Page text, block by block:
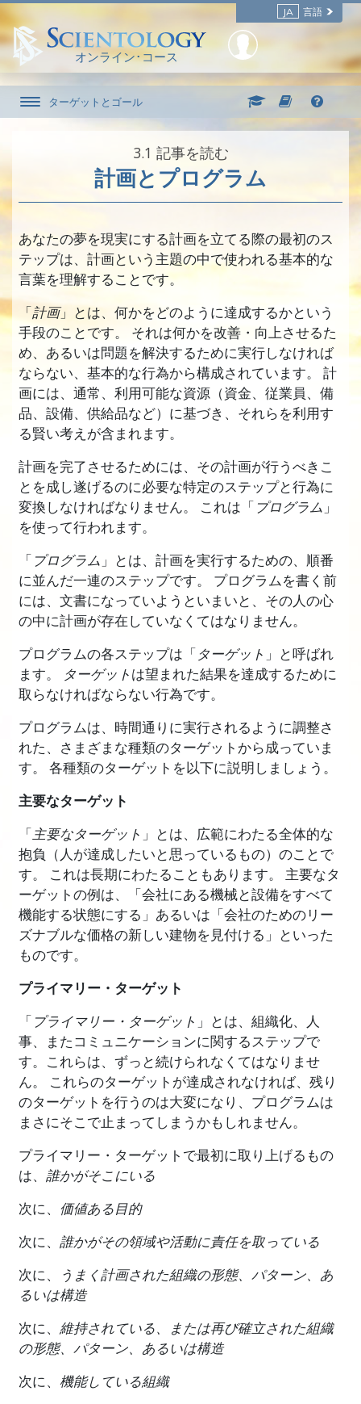
JA 言語
オンライン･コース
ターゲットとゴール
3.‎1 記事を読む
計画とプログラム
あなたの夢を現実にする計画を立てる際の最初のス
テップは、計画という主題の中で使われる基本的な
言葉を理解することです。
「計画」とは、何かをどのように達成するかという
手段のことです。 それは何かを改善・向上させるた
め、あるいは問題を解決するために実行しなければ
ならない、基本的な行為から構成されています。 計
画には、通常、利用可能な資源（資金、従業員、備
品、設備、供給品など）に基づき、それらを利用す
る賢い考えが含まれます。
計画を完了させるためには、その計画が行うべきこ
とを成し遂げるのに必要な特定のステップと行為に
変換しなければなりません。 これは「 プログラム 」
を使って行われます。
「 プログラム 」とは、計画を実行するための、順番
に並んだ一連のステップです。 プログラムを書く前
には、文書になっていようといまいと、その人の心
の中に計画が存在していなくてはなりません。
プログラムの各ステップは「 ターゲット 」と呼ばれ
ます。
ターゲットは望まれた結果を達成するために
取らなければならない行為です。
プログラムは、時間通りに実行されるように調整さ
れた、さまざまな種類のターゲットから成っていま
す。 各種類のターゲットを以下に説明しましょう。
主要なターゲット
「主要なターゲット 」とは、広範にわたる全体的な
抱負（人が達成したいと思っているもの）のことで
す。 これは長期にわたることもあります。 主要なタ
ーゲットの例は、「会社にある機械と設備をすべて
機能する状態にする」あるいは「会社のためのリー
ズナブルな価格の新しい建物を見付ける」といった
ものです。
プライマリー・ターゲット
「 プライマリー・ターゲット 」とは、組織化、人
事、またコミュニケーションに関するステップで
す。これらは、ずっと続けられなくてはなりませ
ん。 これらのターゲットが達成されなければ、残り
のターゲットを行うのは大変になり、プログラムは
まさにそこで止まってしまうかもしれません。
プライマリー・ターゲットで最初に取り上げるもの
は、 誰かがそこにいる
次に、 価値ある目的
次に、 誰かがその領域や活動に責任を取っている
次に、
うまく計画された組織の形態、パターン、あ
るいは構造
次に、 維持されている、または再び確立された組織
の形態、パターン、あるいは構造
次に、 機能している組織